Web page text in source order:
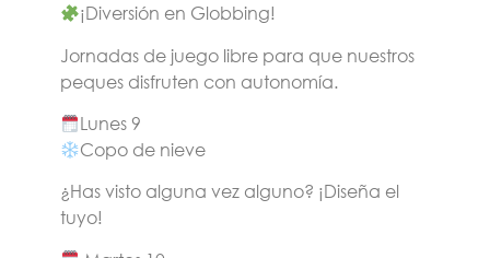
¡Diversión en Globbing!
Jornadas de juego libre para que nuestros
peques disfruten con autonomía.
Lunes 9
Copo de nieve
¿Has visto alguna vez alguno? ¡Diseña el
tuyo!